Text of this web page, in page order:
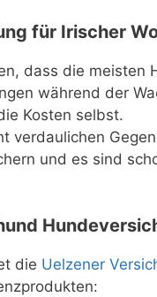
für Irischer
dass die meisten
während der
Kosten selbst.
verdaulichen
und es sind
die Uelzener